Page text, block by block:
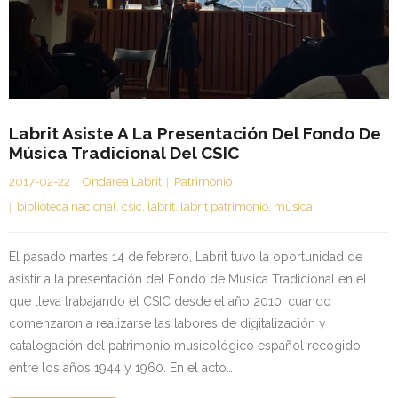
Labrit Asiste A La Presentación Del Fondo De
Música Tradicional Del CSIC
2017-02-22 Ondarea Labrit
Patrimonio
biblioteca nacional, csic, labrit, labrit patrimonio, música
El pasado martes 14 de febrero, Labrit tuvo la oportunidad de
asistir a la presentación del Fondo de Música Tradicional en el
que lleva trabajando el CSIC desde el año 2010, cuando
comenzaron a realizarse las labores de digitalización y
catalogación del patrimonio musicológico español recogido
entre los años 1944 y 1960. En el acto…